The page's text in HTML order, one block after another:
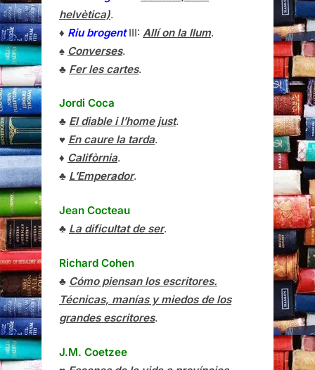
helvètica).
♦ Riu brogentIII: Allí on la llum.
♠ Converses.
♣ Fer les cartes.
Jordi Coca
♣ El diable i l’home just.
♥ En caure la tarda.
♦ Califòrnia.
♣ L’Emperador.
Jean Cocteau
♣ La dificultat de ser.
Richard Cohen
♣ Cómo piensan los escritores.
Técnicas, manías y miedos de los
grandes escritores.
J.M. Coetzee